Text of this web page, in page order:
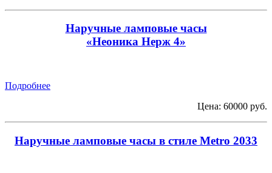
Наручные ламповые часы
«Неоника Нерж 4»
Подробнее
Цена: 60000 руб.
Наручные ламповые часы в стиле Metro 2033